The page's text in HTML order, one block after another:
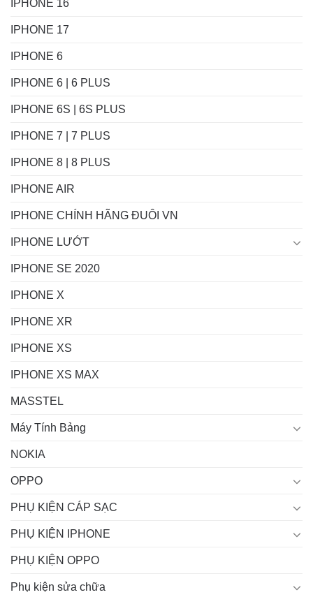
IPHONE 16
IPHONE 17
IPHONE 6
IPHONE 6 | 6 PLUS
IPHONE 6S | 6S PLUS
IPHONE 7 | 7 PLUS
IPHONE 8 | 8 PLUS
IPHONE AIR
IPHONE CHÍNH HÃNG ĐUÔI VN
IPHONE LƯỚT
IPHONE SE 2020
IPHONE X
IPHONE XR
IPHONE XS
IPHONE XS MAX
MASSTEL
Máy Tính Bảng
NOKIA
OPPO
PHỤ KIỆN CÁP SẠC
PHỤ KIỆN IPHONE
PHỤ KIỆN OPPO
Phụ kiện sửa chữa